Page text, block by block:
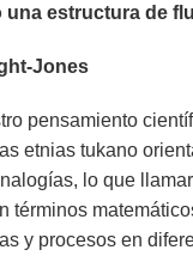
una estructura de
Jones
pensamiento
etnias tukano
lo que
términos
y procesos en